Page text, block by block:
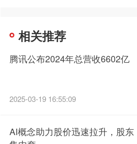
相关推荐
腾讯公布2024年总营收6602亿
2025-03-19 16:55:09
AI概念助力股价迅速拉升，股东